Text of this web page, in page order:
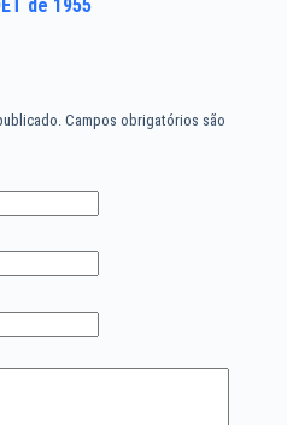
de 1955
Campos obrigatórios são